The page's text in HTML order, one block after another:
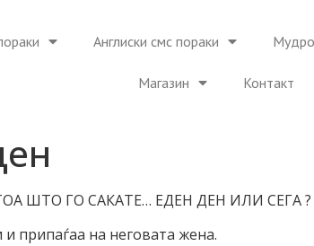
Англиски смс пораки
Магазин Контакт
ШТО ГО САКАТЕ… EДЕН ДЕН ИЛИ СЕГА ?
припаѓаа на неговата жена.